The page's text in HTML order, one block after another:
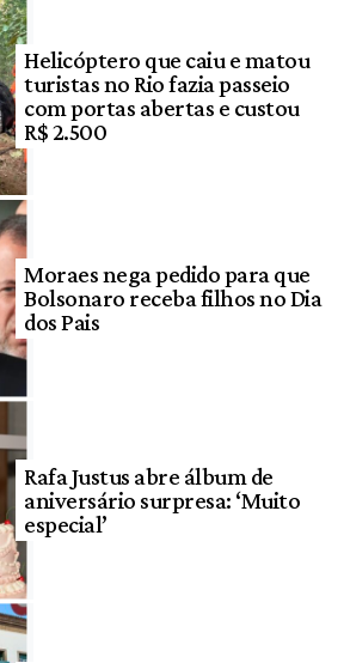
Helicóptero que caiu e matou
turistas no Rio fazia passeio
com portas abertas e custou
R$ 2.500
Moraes nega pedido para que
Bolsonaro receba filhos no Dia
dos Pais
Rafa Justus abre álbum de
aniversário surpresa: ‘Muito
especial’